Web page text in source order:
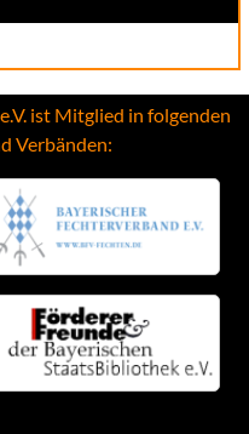
ist Mitglied in folgenden
Verbänden: